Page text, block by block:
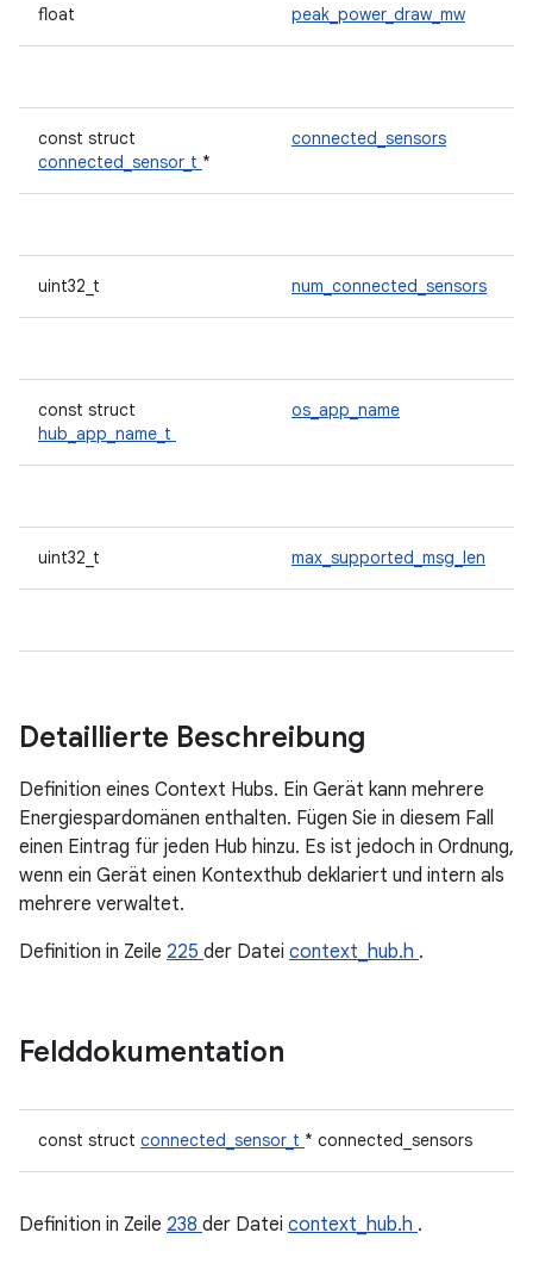
float peak_power_draw_mw
const struct
connected_sensor_t *
connected_sensors
uint32_t num_connected_sensors
const struct
hub_app_name_t
os_app_name
uint32_t max_supported_msg_len
Detaillierte Beschreibung
Definition eines Context Hubs. Ein Gerät kann mehrere
Energiespardomänen enthalten. Fügen Sie in diesem Fall
einen Eintrag für jeden Hub hinzu. Es ist jedoch in Ordnung,
wenn ein Gerät einen Kontexthub deklariert und intern als
mehrere verwaltet.
Definition in Zeile 225 der Datei context_hub.h .
Felddokumentation
const struct connected_sensor_t * connected_sensors
Definition in Zeile 238 der Datei context_hub.h .